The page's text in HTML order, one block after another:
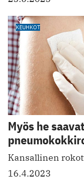
KEUHKOT
Myös he
Kansallinen
16.4.2023